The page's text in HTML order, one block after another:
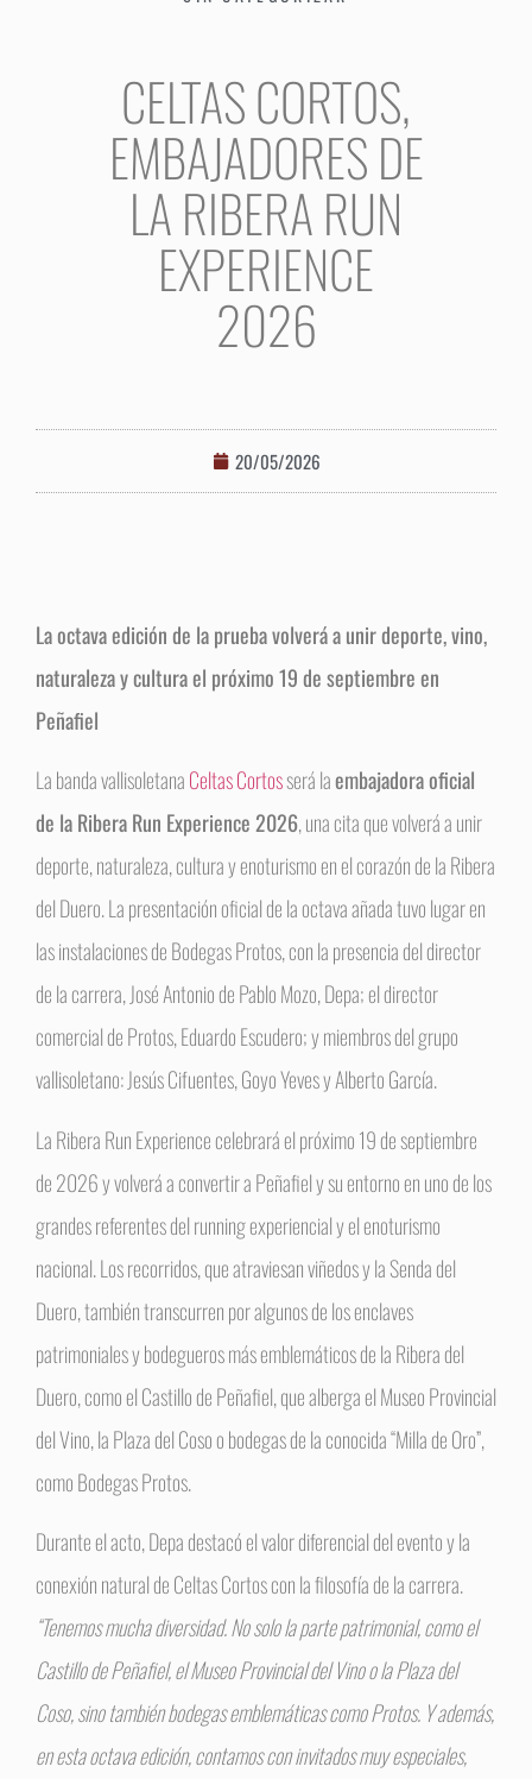
CELTAS CORTOS,
EMBAJADORES DE
LA RIBERA RUN
EXPERIENCE
2026
20/05/2026
La octava edición de la prueba volverá a unir deporte, vino,
naturaleza y cultura el próximo 19 de septiembre en
Peñafiel
La banda vallisoletanaCeltas Cortosserá laembajadora oficial
de la Ribera Run Experience 2026, una cita que volverá a unir
deporte, naturaleza, cultura y enoturismo en el corazón de la Ribera
del Duero. La presentación oficial de la octava añada tuvo lugar en
las instalaciones de Bodegas Protos, con la presencia del director
de la carrera, José Antonio de Pablo Mozo, Depa; el director
comercial de Protos, Eduardo Escudero; y miembros del grupo
vallisoletano: Jesús Cifuentes, Goyo Yeves y Alberto García.
La Ribera Run Experience celebrará el próximo 19 de septiembre
de 2026 y volverá a convertir a Peñafiel y su entorno en uno de los
grandes referentes del running experiencial y el enoturismo
nacional. Los recorridos, que atraviesan viñedos y la Senda del
Duero, también transcurren por algunos de los enclaves
patrimoniales y bodegueros más emblemáticos de la Ribera del
Duero, como el Castillo de Peñafiel, que alberga el Museo Provincial
del Vino, la Plaza del Coso o bodegas de la conocida “Milla de Oro”,
como Bodegas Protos.
Durante el acto, Depa destacó el valor diferencial del evento y la
conexión natural de Celtas Cortos con la filosofía de la carrera.
“Tenemos mucha diversidad. No solo la parte patrimonial, como el
Castillo de Peñafiel, el Museo Provincial del Vino o la Plaza del
Coso, sino también bodegas emblemáticas como Protos. Y además,
en esta octava edición, contamos con invitados muy especiales,